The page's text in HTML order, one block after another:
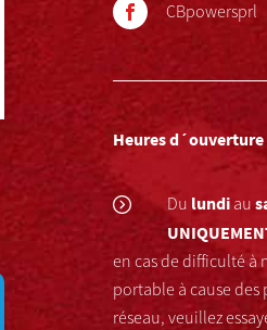
CBpowersprl
Heures d´ouverture
Du lundi au
en cas de difficulté à
portable à cause
réseau, veuillez